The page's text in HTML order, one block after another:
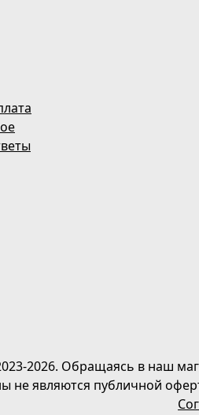
2026. Обращаясь в наш
не являются публичной